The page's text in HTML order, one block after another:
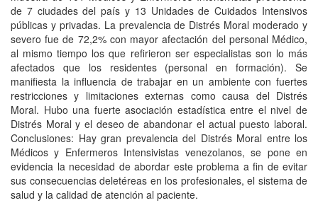
de 7 ciudades del país y 13 Unidades de Cuidados Intensivos
públicas y privadas. La prevalencia de Distrés Moral moderado y
severo fue de 72,2% con mayor afectación del personal Médico,
al mismo tiempo los que refirieron ser especialistas son lo más
afectados que los residentes (personal en formación). Se
manifiesta la influencia de trabajar en un ambiente con fuertes
restricciones y limitaciones externas como causa del Distrés
Moral. Hubo una fuerte asociación estadística entre el nivel de
Distrés Moral y el deseo de abandonar el actual puesto laboral.
Conclusiones: Hay gran prevalencia del Distrés Moral entre los
Médicos y Enfermeros Intensivistas venezolanos, se pone en
evidencia la necesidad de abordar este problema a fin de evitar
sus consecuencias deletéreas en los profesionales, el sistema de
salud y la calidad de atención al paciente.